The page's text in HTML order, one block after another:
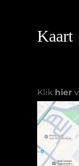
Kaart
Klik hier